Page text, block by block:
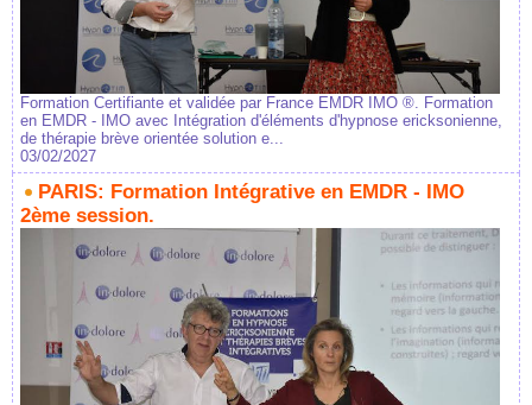
Formation Certifiante et validée par France EMDR IMO ®. Formation
en EMDR - IMO avec Intégration d'éléments d'hypnose ericksonienne,
de thérapie brève orientée solution e...
03/02/2027
PARIS: Formation Intégrative en EMDR - IMO
2ème session.